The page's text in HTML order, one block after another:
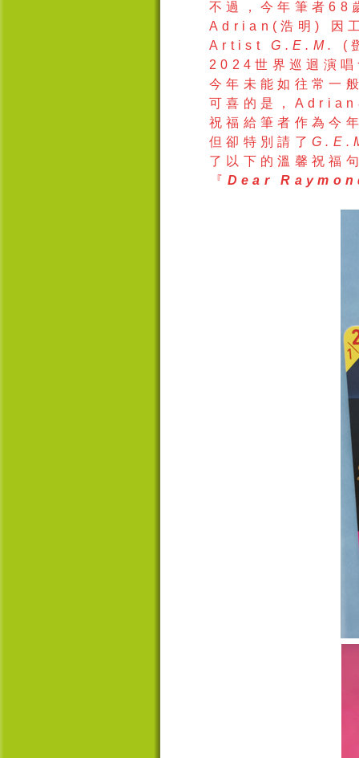
不過，今年 筆者68
Adrian (浩 明)
因
Artist
G.E.M. (
2024世界巡迴演
今年未能如往常一
可喜的是， Adrian
祝福 給筆者 作為今
但卻 特 別請 了
了以下的溫馨祝福
『 Dear